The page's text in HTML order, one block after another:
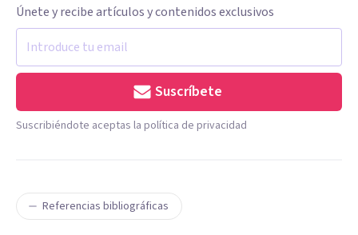
Únete y recibe artículos y contenidos exclusivos
Suscríbete
Suscribiéndote aceptas la política de privacidad
Referencias bibliográficas